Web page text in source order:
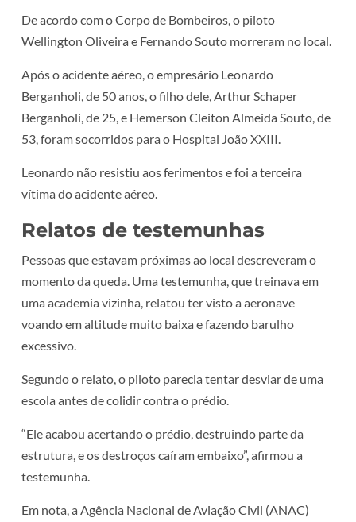
De acordo com o Corpo de Bombeiros, o piloto
Wellington Oliveira e Fernando Souto morreram no local.
Após o acidente aéreo, o empresário Leonardo
Berganholi, de 50 anos, o filho dele, Arthur Schaper
Berganholi, de 25, e Hemerson Cleiton Almeida Souto, de
53, foram socorridos para o Hospital João XXIII.
Leonardo não resistiu aos ferimentos e foi a terceira
vítima do acidente aéreo.
Relatos de testemunhas
Pessoas que estavam próximas ao local descreveram o
momento da queda. Uma testemunha, que treinava em
uma academia vizinha, relatou ter visto a aeronave
voando em altitude muito baixa e fazendo barulho
excessivo.
Segundo o relato, o piloto parecia tentar desviar de uma
escola antes de colidir contra o prédio.
“Ele acabou acertando o prédio, destruindo parte da
estrutura, e os destroços caíram embaixo”, afirmou a
testemunha.
Em nota, a Agência Nacional de Aviação Civil (ANAC)